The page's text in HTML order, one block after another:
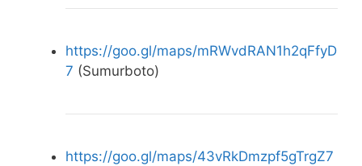
https://goo.gl/maps/mRWvdRAN1h2qFfyD
7 (Sumurboto)
https://goo.gl/maps/43vRkDmzpf5gTrgZ7